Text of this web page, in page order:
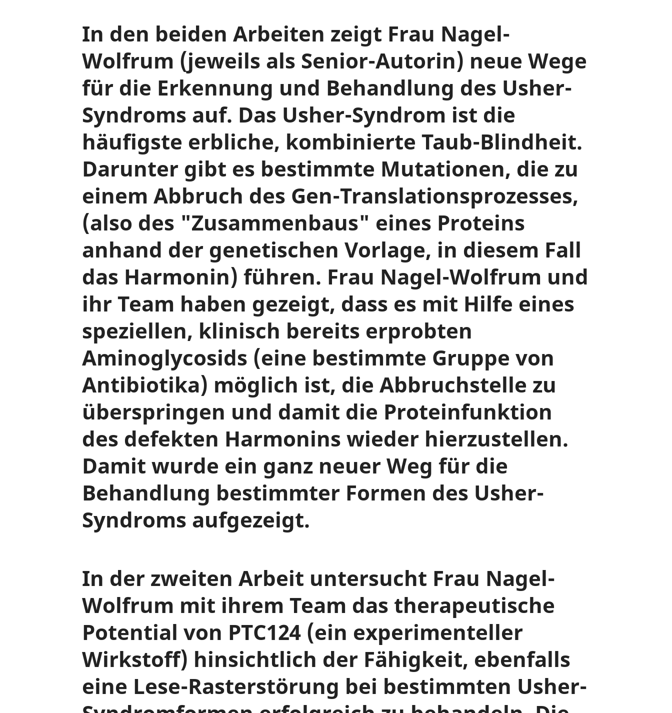
In den beiden Arbeiten zeigt Frau Nagel-
Wolfrum (jeweils als Senior-Autorin) neue Wege
für die Erkennung und Behandlung des Usher-
Syndroms auf. Das Usher-Syndrom ist die
häufigste erbliche, kombinierte Taub-Blindheit.
Darunter gibt es bestimmte Mutationen, die zu
einem Abbruch des Gen-Translationsprozesses,
(also des "Zusammenbaus" eines Proteins
anhand der genetischen Vorlage, in diesem Fall
das Harmonin) führen. Frau Nagel-Wolfrum und
ihr Team haben gezeigt, dass es mit Hilfe eines
speziellen, klinisch bereits erprobten
Aminoglycosids (eine bestimmte Gruppe von
Antibiotika) möglich ist, die Abbruchstelle zu
überspringen und damit die Proteinfunktion
des defekten Harmonins wieder hierzustellen.
Damit wurde ein ganz neuer Weg für die
Behandlung bestimmter Formen des Usher-
Syndroms aufgezeigt.
In der zweiten Arbeit untersucht Frau Nagel-
Wolfrum mit ihrem Team das therapeutische
Potential von PTC124 (ein experimenteller
Wirkstoff) hinsichtlich der Fähigkeit, ebenfalls
eine Lese-Rasterstörung bei bestimmten Usher-